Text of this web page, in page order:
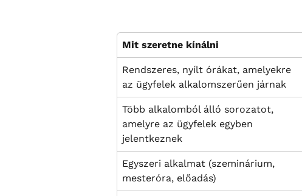
Mit szeretne kínálni
Rendszeres, nyílt órákat, amelyekre
az ügyfelek alkalomszerűen járnak
Több alkalomból álló sorozatot,
amelyre az ügyfelek egyben
jelentkeznek
Egyszeri alkalmat (szeminárium,
mesteróra, előadás)